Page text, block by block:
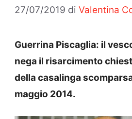
27/07/2019 di Valentina
Guerrina Piscaglia: il
nega il risarcimento
della casalinga
maggio 2014.